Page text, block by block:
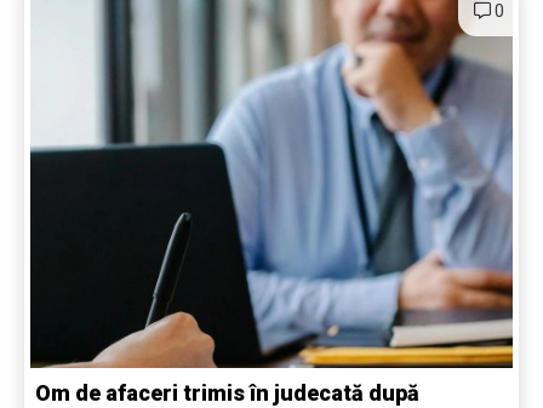
0
Om de afaceri trimis în judecată după